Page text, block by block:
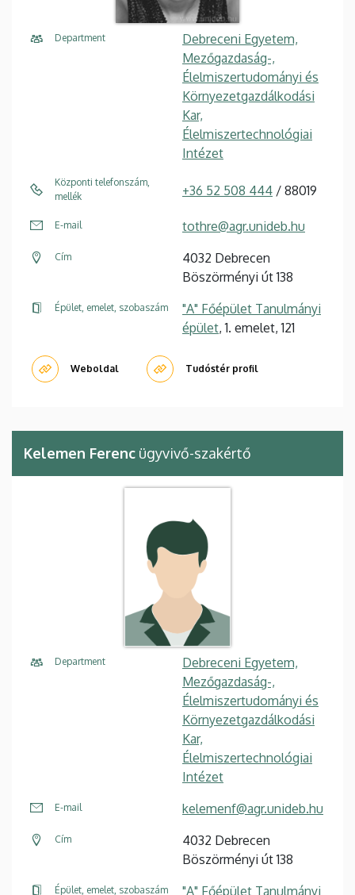
Department
Debreceni Egyetem,
Mezőgazdaság-,
Élelmiszertudományi és
Környezetgazdálkodási
Kar,
Élelmiszertechnológiai
Intézet
Központi telefonszám,
mellék
+36 52 508 444 / 88019
E-mail tothre@agr.unideb.hu
Cím
4032 Debrecen
Böszörményi út 138
Épület, emelet, szobaszám
"A" Főépület Tanulmányi
épület, 1. emelet, 121
Weboldal Tudóstér profil
Kelemen Ferenc ügyvivő-szakértő
Department
Debreceni Egyetem,
Mezőgazdaság-,
Élelmiszertudományi és
Környezetgazdálkodási
Kar,
Élelmiszertechnológiai
Intézet
E-mail kelemenf@agr.unideb.hu
Cím
4032 Debrecen
Böszörményi út 138
Épület, emelet, szobaszám "A" Főépület Tanulmányi